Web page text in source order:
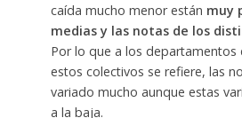
caída mucho menor están muy
medias y las notas de los
Por lo que a los departamentos
estos colectivos se refiere, las
variado mucho aunque estas
a la baja.